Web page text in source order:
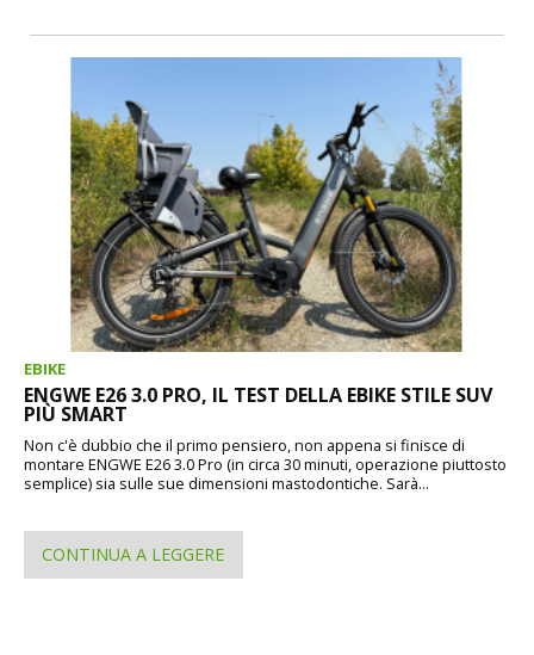
EBIKE
ENGWE E26 3.0 PRO, IL TEST DELLA EBIKE STILE SUV
PIÙ SMART
Non c'è dubbio che il primo pensiero, non appena si finisce di
montare ENGWE E26 3.0 Pro (in circa 30 minuti, operazione piuttosto
semplice) sia sulle sue dimensioni mastodontiche. Sarà...
CONTINUA A LEGGERE